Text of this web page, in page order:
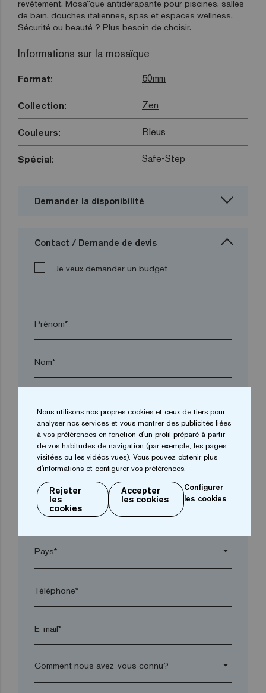
revêtement. Mosaïque antidérapante pour piscines, salles
de bain, douches italiennes, spas et espaces wellness.
Sécurité ou beauté ? Plus besoin de choisir.
Informations sur la mosaïque
Format: 50mm
Collection: Zen
Couleurs: Bleus
Spécial: Safe-Step
Demander la disponibilité
Contact / Demande de devis
Je veux demander un budget
Prénom*
Nom*
arrow_drop_down
Code postal*
arrow_drop_down
Téléphone*
E-mail*
arrow_drop_down
Nous utilisons nos propres cookies et ceux de tiers pour
analyser nos services et vous montrer des publicités liées
à vos préférences en fonction d'un profil préparé à partir
de vos habitudes de navigation (par exemple, les pages
visitées ou les vidéos vues). Vous pouvez obtenir plus
d'informations et configurer vos préférences.
Rejeter
les
cookies
Accepter
les cookies
Configurer
les cookies